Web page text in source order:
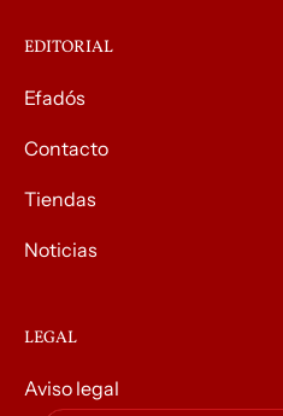
EDITORIAL
Efadós
Contacto
Tiendas
Noticias
LEGAL
Aviso legal